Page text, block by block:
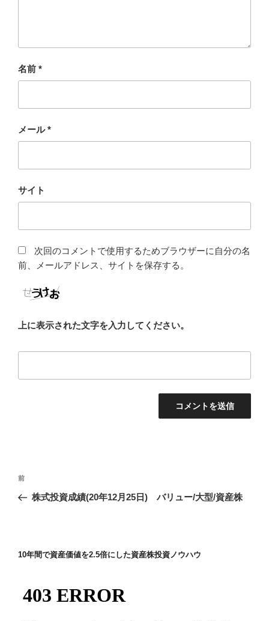
名前 *
メール*
サイト
次回のコメントで使用するためブラウザーに自分の名
前、メールアドレス、サイトを保存する。
上に表示された文字を入力してください。
投
ナ
ー
ョ
ン
前
の
前
株式投資成績(20年12月25日) バリュー/大型/資産株
10年間で資産価値を2.5倍にした資産株投資ノウハウ